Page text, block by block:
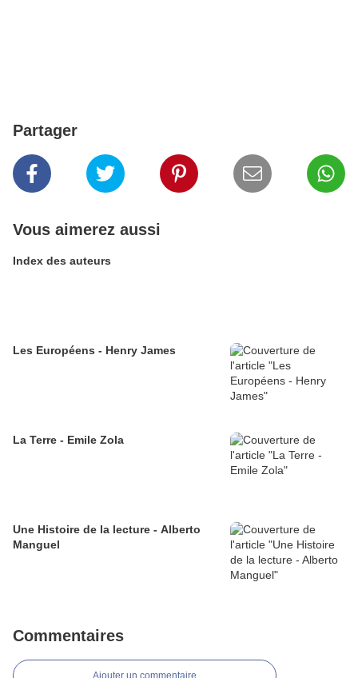
Partager
Vous aimerez aussi
Index des auteurs
Les Européens - Henry James
La Terre - Emile Zola
Une Histoire de la lecture - Alberto
Manguel
Commentaires
Ajouter un commentaire